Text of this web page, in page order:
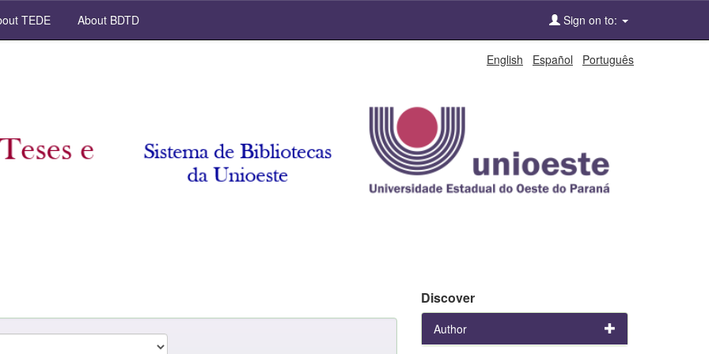
TEDE About BDTD Sign on to:
English Español Português
Discover
Author